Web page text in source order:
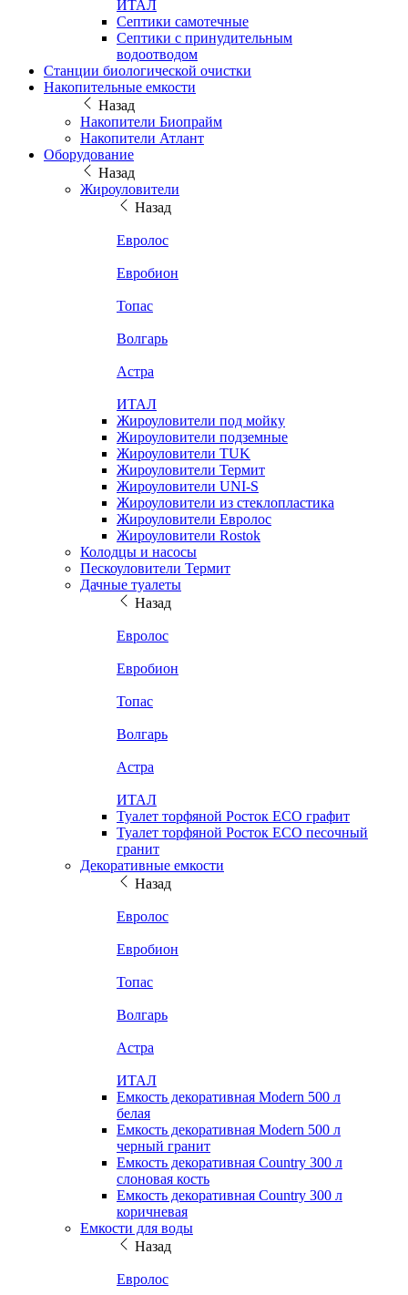
ИТАЛ
Септики самотечные
Септики с принудительным
водоотводом
Станции биологической очистки
Накопительные емкости
Назад
Накопители Биопрайм
Накопители Атлант
Оборудование
Назад
Жироуловители
Назад
Евролос
Евробион
Топас
Волгарь
Астра
ИТАЛ
Жироуловители под мойку
Жироуловители подземные
Жироуловители TUK
Жироуловители Термит
Жироуловители UNI-S
Жироуловители из стеклопластика
Жироуловители Евролос
Жироуловители Rostok
Колодцы и насосы
Пескоуловители Термит
Дачные туалеты
Назад
Евролос
Евробион
Топас
Волгарь
Астра
ИТАЛ
Туалет торфяной Росток ECO графит
Туалет торфяной Росток ECO песочный
гранит
Декоративные емкости
Назад
Евролос
Евробион
Топас
Волгарь
Астра
ИТАЛ
Емкость декоративная Modern 500 л
белая
Емкость декоративная Modern 500 л
черный гранит
Емкость декоративная Country 300 л
слоновая кость
Емкость декоративная Country 300 л
коричневая
Емкости для воды
Назад
Евролос